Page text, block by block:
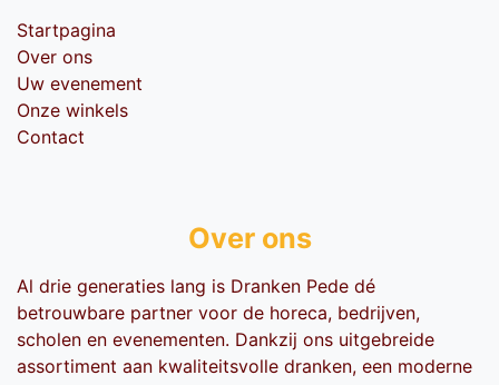
Startpagina
Over ons
Uw evenement
Onze winkels
Contact
Over ons
Al drie generaties lang is Dranken Pede dé
betrouwbare partner voor de horeca, bedrijven,
scholen en evenementen. Dankzij ons uitgebreide
assortiment aan kwaliteitsvolle dranken, een moderne